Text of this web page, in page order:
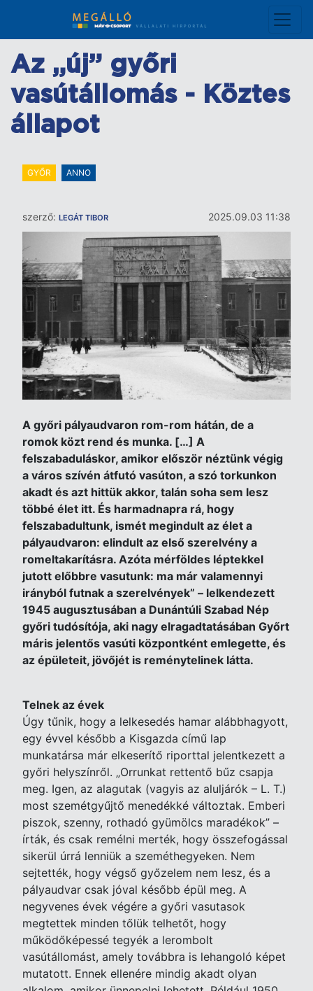
tartalomra
Az „új” győri
vasútállomás - Köztes
állapot
GYŐR ANNO
2025.09.03 11:38
szerző: LEGÁT TIBOR
A győri pályaudvaron rom-rom hátán, de a
romok közt rend és munka. […] A
felszabaduláskor, amikor először néztünk végig
a város szívén átfutó vasúton, a szó torkunkon
akadt és azt hittük akkor, talán soha sem lesz
többé élet itt. És harmadnapra rá, hogy
felszabadultunk, ismét megindult az élet a
pályaudvaron: elindult az első szerelvény a
romeltakarításra. Azóta mérföldes léptekkel
jutott előbbre vasutunk: ma már valamennyi
irányból futnak a szerelvények” – lelkendezett
1945 augusztusában a Dunántúli Szabad Nép
győri tudósítója, aki nagy elragadtatásában Győrt
máris jelentős vasúti központként emlegette, és
az épületeit, jövőjét is reménytelinek látta.
Telnek az évek
Úgy tűnik, hogy a lelkesedés hamar alábbhagyott,
egy évvel később a Kisgazda című lap
munkatársa már elkeserítő riporttal jelentkezett a
győri helyszínről. „Orrunkat rettentő bűz csapja
meg. Igen, az alagutak (vagyis az aluljárók – L. T.)
most szemétgyűjtő menedékké változtak. Emberi
piszok, szenny, rothadó gyümölcs maradékok” –
írták, és csak remélni merték, hogy összefogással
sikerül úrrá lenniük a szeméthegyeken. Nem
sejtették, hogy végső győzelem nem lesz, és a
pályaudvar csak jóval később épül meg. A
negyvenes évek végére a győri vasutasok
megtettek minden tőlük telhetőt, hogy
működőképessé tegyék a lerombolt
vasútállomást, amely továbbra is lehangoló képet
mutatott. Ennek ellenére mindig akadt olyan